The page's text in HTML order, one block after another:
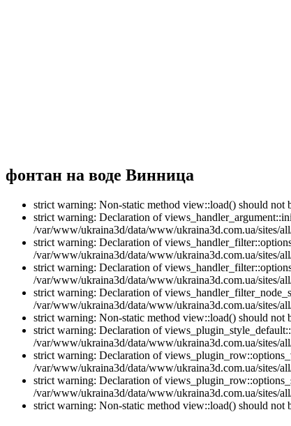
фонтан на воде Винница
strict warning: Non-static method view::load() should
strict warning: Declaration of
/var/www/ukraina3d/data/www/ukraina3d.com.ua/sites/
strict warning: Declaration of
/var/www/ukraina3d/data/www/ukraina3d.com.ua/sites/
strict warning: Declaration of
/var/www/ukraina3d/data/www/ukraina3d.com.ua/sites/
strict warning: Declaration of
/var/www/ukraina3d/data/www/ukraina3d.com.ua/sites/
strict warning: Non-static method view::load() should
strict warning: Declaration of
/var/www/ukraina3d/data/www/ukraina3d.com.ua/sites/
strict warning: Declaration of
/var/www/ukraina3d/data/www/ukraina3d.com.ua/sites/
strict warning: Declaration of
/var/www/ukraina3d/data/www/ukraina3d.com.ua/sites/
strict warning: Non-static method view::load() should